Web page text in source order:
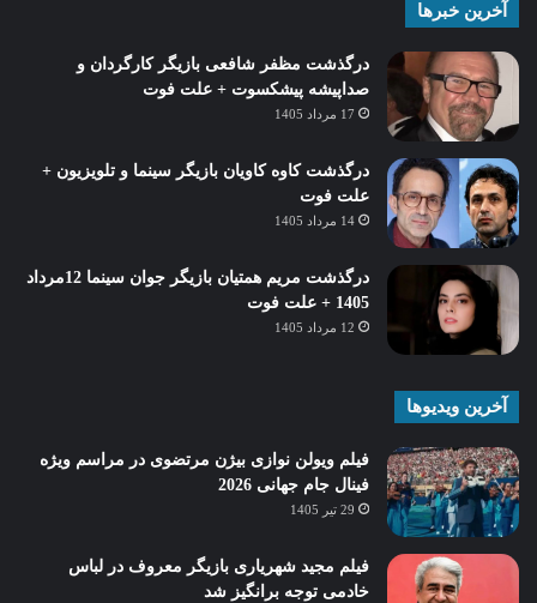
آخرین خبرها
درگذشت مظفر شافعی بازیگر کارگردان و
صداپیشه پیشکسوت + علت فوت
17 مرداد 1405
درگذشت کاوه کاویان بازیگر سینما و تلویزیون +
علت فوت
14 مرداد 1405
درگذشت مریم همتیان بازیگر جوان سینما 12مرداد
1405 + علت فوت
12 مرداد 1405
آخرین ویدیوها
فیلم ویولن نوازی بیژن مرتضوی در مراسم ویژه
فینال جام جهانی 2026
29 تیر 1405
فیلم مجید شهریاری بازیگر معروف در لباس
خادمی توجه برانگیز شد